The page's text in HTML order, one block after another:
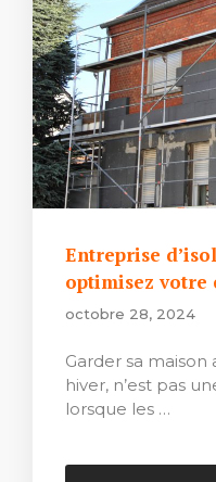
Entreprise
optimisez
octobre 28, 2024
Garder sa
hiver, n’est pas
lorsque les …